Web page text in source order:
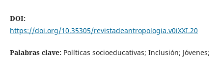
DOI:
https://doi.org/10.35305/revistadeantropologia.v0iXXI.20
Palabras clave: Políticas socioeducativas; Inclusión; Jóvenes;